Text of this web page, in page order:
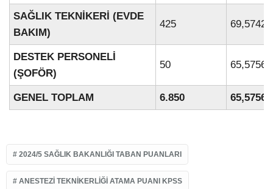
SAĞLIK TEKNİKERİ (EVDE
BAKIM)
425 69,57423
DESTEK PERSONELİ
(ŞOFÖR)
50 65,57569
GENEL TOPLAM 6.850 65,57569
2024/5 SAĞLIK BAKANLIĞI TABAN PUANLARI
ANESTEZI TEKNIKERLIĞI ATAMA PUANI KPSS